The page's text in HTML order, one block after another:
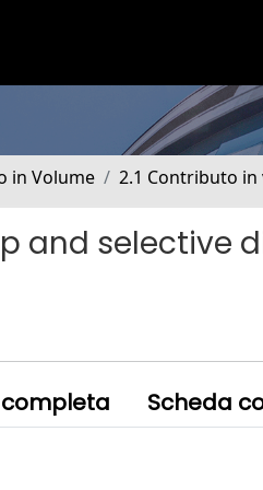
in Volume 2.1 Contributo in
and selective
Scheda